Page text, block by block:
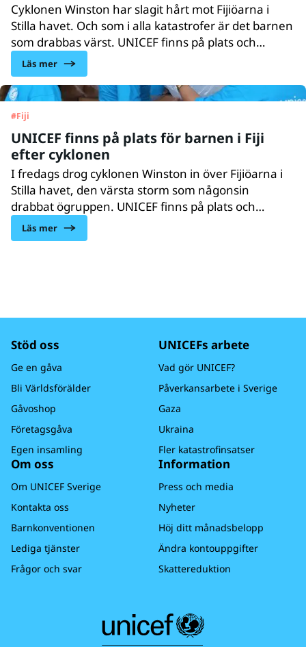
Cyklonen Winston har slagit hårt mot Fijiöarna i
Stilla havet. Och som i alla katastrofer är det barnen
som drabbas värst. UNICEF finns på plats och
kämpar för att hjälpa barnen och deras familjer. Möt
några av dem som fått sina liv och hem slagna
i spillror.
Läs mer
#Fiji
UNICEF finns på plats för barnen i Fiji
efter cyklonen
I fredags drog cyklonen Winston in över Fijiöarna i
Stilla havet, den värsta storm som någonsin
drabbat ögruppen. UNICEF finns på plats och
levererar livräddande förnödenheter till barn och
deras familjer. Mer än 165 000 barn kan
Läs mer
Stöd oss
Ge en gåva
Bli Världsförälder
Gåvoshop
Företagsgåva
Egen insamling
UNICEFs arbete
Vad gör UNICEF?
Påverkansarbete i Sverige
Gaza
Ukraina
Fler katastrofinsatser
Om oss
Om UNICEF Sverige
Kontakta oss
Barnkonventionen
Lediga tjänster
Frågor och svar
Information
Press och media
Nyheter
Höj ditt månadsbelopp
Ändra kontouppgifter
Skattereduktion